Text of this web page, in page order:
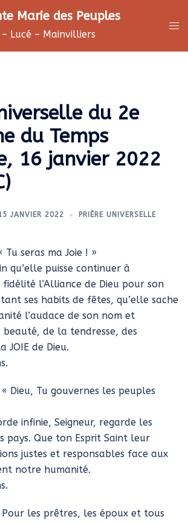
Marie des Peuples
Lucé – Mainvilliers
du 2e
du Temps
16 janvier 2022
JANVIER 2022 PRIÈRE UNIVERSELLE
Tu seras ma Joie ! »
qu’elle puisse continuer à
l’Alliance de Dieu pour son
ses habits de fêtes, qu’elle sache
l’audace de son nom et
de la tendresse, des
JOIE de Dieu.
« Dieu, Tu gouvernes les peuples
infinie, Seigneur, regarde les
pays. Que ton Esprit Saint leur
justes et responsables face aux
notre humanité.
Pour les prêtres, les époux et tous